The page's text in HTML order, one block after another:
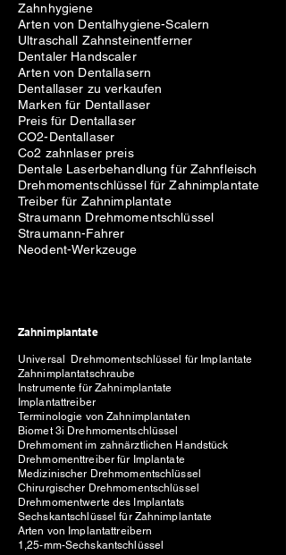
Zahnhygiene
Arten von Dentalhygiene-Scalern
Ultraschall Zahnsteinentferner
Dentaler Handscaler
Arten von Dentallasern
Dentallaser zu verkaufen
Marken für Dentallaser
Preis für Dentallaser
CO2-Dentallaser
Co2 zahnlaser preis
Dentale Laserbehandlung für Zahnfleisch
Drehmomentschlüssel für Zahnimplantate
Treiber für Zahnimplantate
Straumann Drehmomentschlüssel
Straumann-Fahrer
Neodent-Werkzeuge
Zahnimplantate
Universal Drehmomentschlüssel für Implantate
Zahnimplantatschraube
Instrumente für Zahnimplantate
Implantattreiber
Terminologie von Zahnimplantaten
Biomet 3i Drehmomentschlüssel
Drehmoment im zahnärztlichen Handstück
Drehmomenttreiber für Implantate
Medizinischer Drehmomentschlüssel
Chirurgischer Drehmomentschlüssel
Drehmomentwerte des Implantats
Sechskantschlüssel für Zahnimplantate
Arten von Implantattreibern
1,25-mm-Sechskantschlüssel